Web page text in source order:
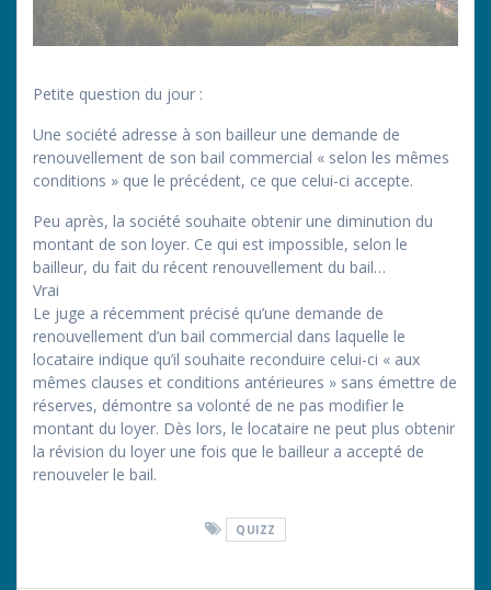
Petite question du jour :
Une société adresse à son bailleur une demande de
renouvellement de son bail commercial « selon les mêmes
conditions » que le précédent, ce que celui-ci accepte.
Peu après, la société souhaite obtenir une diminution du
montant de son loyer. Ce qui est impossible, selon le
bailleur, du fait du récent renouvellement du bail…
Vrai
Le juge a récemment précisé qu’une demande de
renouvellement d’un bail commercial dans laquelle le
locataire indique qu’il souhaite reconduire celui-ci « aux
mêmes clauses et conditions antérieures » sans émettre de
réserves, démontre sa volonté de ne pas modifier le
montant du loyer. Dès lors, le locataire ne peut plus obtenir
la révision du loyer une fois que le bailleur a accepté de
renouveler le bail.
QUIZZ